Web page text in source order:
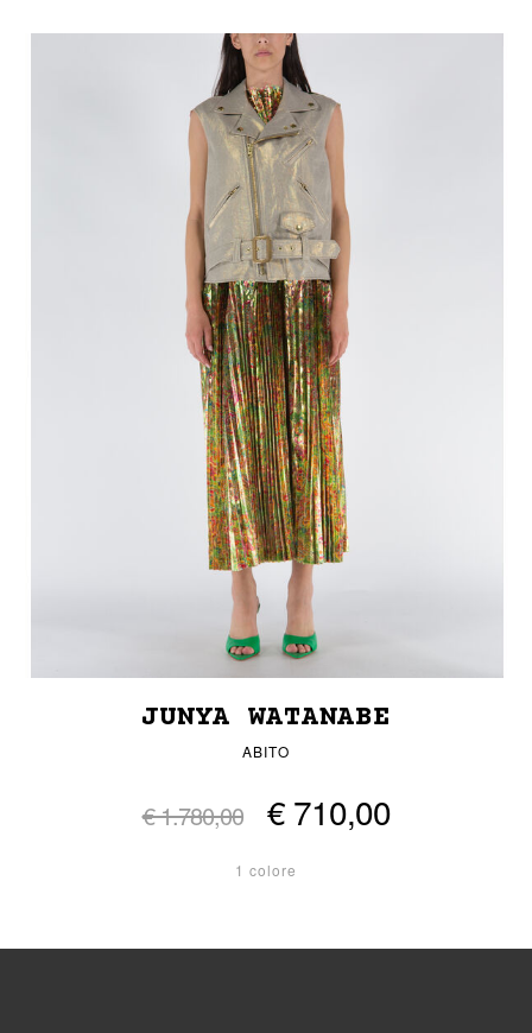
JUNYA WATANABE
ABITO
€ 1.780,00 € 710,00
1 colore